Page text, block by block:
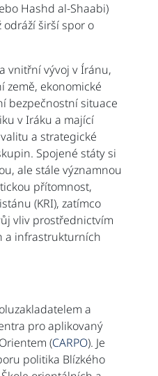
Hashd al-Shaabi)
odráží širší spor o
vnitřní vývoj v Íránu,
země, ekonomické
bezpečnostní situace
v Iráku a mající
a strategické
Spojené státy si
ale stále významnou
přítomnost,
(KRI), zatímco
vliv prostřednictvím
a infrastrukturních
a
pro aplikovaný
(CARPO). Je
politika Blízkého